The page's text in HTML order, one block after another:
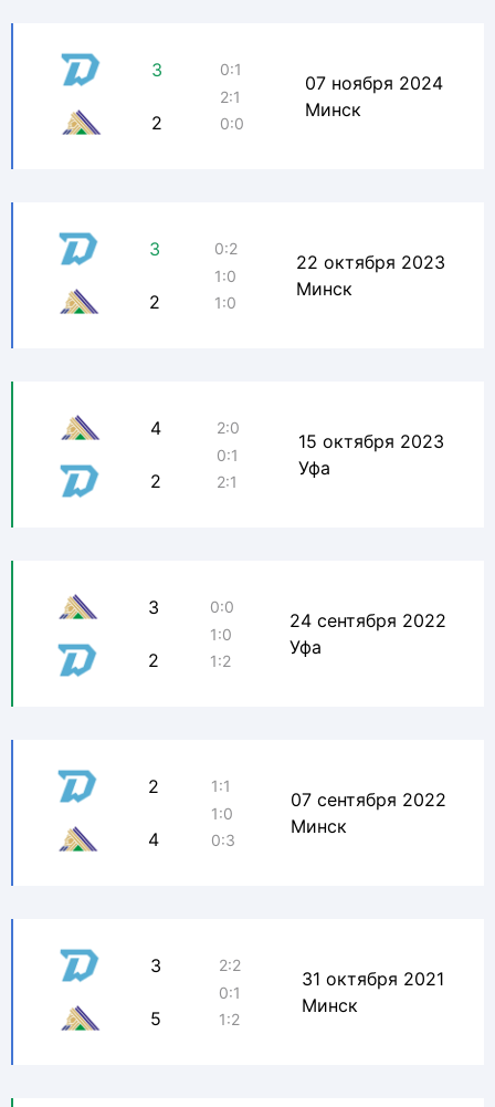
3
2
0:1
2:1
0:0
07 ноября 2024
Минск
3
2
0:2
1:0
1:0
22 октября 2023
Минск
4
2
2:0
0:1
2:1
15 октября 2023
Уфа
3
2
0:0
1:0
1:2
24 сентября 2022
Уфа
2
4
1:1
1:0
0:3
07 сентября 2022
Минск
3
5
2:2
0:1
1:2
31 октября 2021
Минск